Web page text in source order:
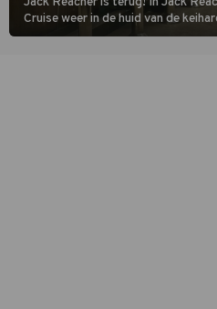
Cruise weer in de huid van de